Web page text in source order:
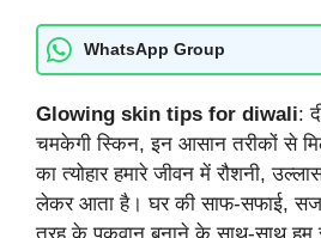
WhatsApp Group
Glowing skin tips for diwali:
चमकेगी स्किन, इन आसान तरीकों से
का त्योहार हमारे जीवन में रौशनी,
लेकर आता है। घर की साफ-सफाई,